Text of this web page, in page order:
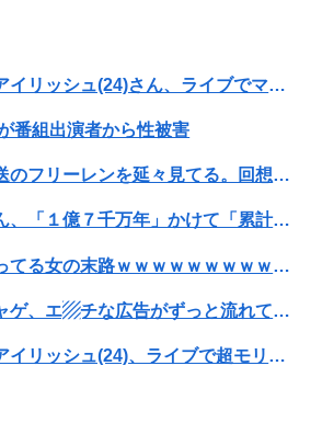
【画像】ビリー・アイリッシュ(24)さん、ライブでマンスジが見える衣装を着て炎上
番組出演者から性被害
子供がアベマで葬送のフリーレンを延々見てる。回想シーンばかりだけどこれは尺稼ぎなの？
【悲報】 恐竜さん、「１億７千万年」かけて「累計到達点ゼロ」と判明………
【悲報】風俗嬢やってる女の末路ｗｗｗｗｗｗｗｗｗｗｗ
ホロライブのソシャゲ、エ▨チな広告がずっと流れてくる
【画像】ビリー・アイリッシュ(24)、ライブで超モリマンスジを強調して炎上ｗｗｗｗｗｗｗｗ
進路予想、明らかにおかしい…